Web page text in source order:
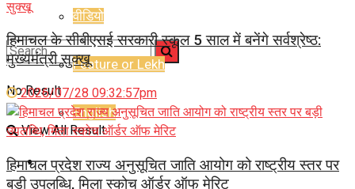
No Result
View All Result
वीडियो
Feature or Lekh
English
E-Paper
हिमाचल के सीबीएसई सरकारी स्कूल 5 साल में बनेंगे सर्वश्रेष्ठ:
मुख्यमंत्री सुक्खू
2026/07/28 09:32:57pm
हिमाचल प्रदेश राज्य अनुसूचित जाति आयोग को राष्ट्रीय स्तर पर
बड़ी उपलब्धि, मिला स्कोच ऑर्डर ऑफ मेरिट